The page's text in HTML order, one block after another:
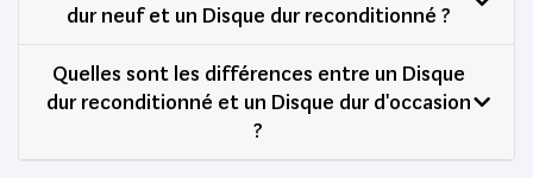
dur neuf et un Disque dur reconditionné ?
Quelles sont les différences entre un Disque
dur reconditionné et un Disque dur d'occasion
?